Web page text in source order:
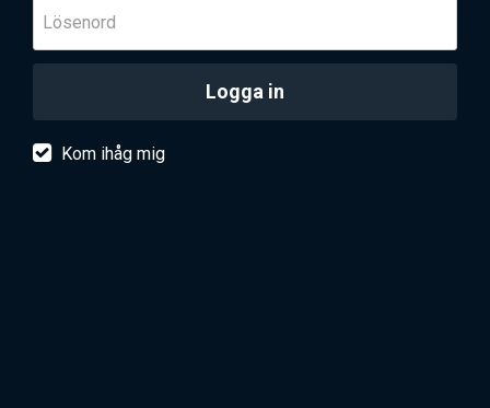
Lösenord
Logga in
Kom ihåg mig